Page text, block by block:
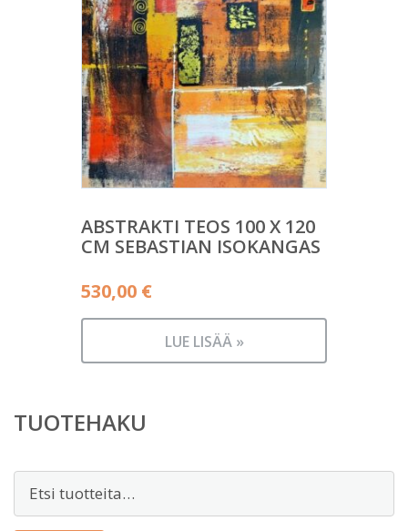
ABSTRAKTI TEOS 100 X 120
CM SEBASTIAN ISOKANGAS
530,00 €
LUE LISÄÄ »
TUOTEHAKU
Etsi: